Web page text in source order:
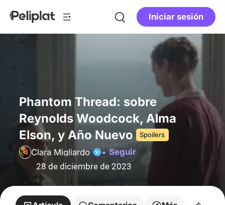
Iniciar sesión
Phantom Thread: sobre
Reynolds Woodcock, Alma
Elson, y Año Nuevo Spoilers
Clara Migliardo
Seguir
28 de diciembre de 2023